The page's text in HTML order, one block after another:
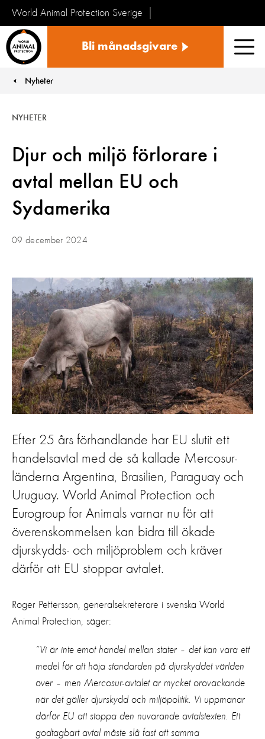
World Animal Protection Sverige
Bli månadsgivare
You are here:
Nyheter
Djur och miljö förlorare i
avtal mellan EU och
Sydamerika
NYHETER
09 december 2024
Efter 25 års förhandlande har EU slutit ett
handelsavtal med de så kallade Mercosur-
länderna Argentina, Brasilien, Paraguay och
Uruguay. World Animal Protection och
Eurogroup for Animals varnar nu för att
överenskommelsen kan bidra till ökade
djurskydds- och miljöproblem och kräver
därför att EU stoppar avtalet.
Roger Pettersson, generalsekreterare i svenska World
Animal
Protection , säger:
”Vi är inte emot handel mellan stater – det kan vara ett
medel för att höja standarden på djurskyddet världen
över – men Mercosur-avtalet är mycket oroväckande
när det gäller djurskydd och miljöpolitik. Vi uppmanar
därför EU att stoppa den nuvarande avtalstexten
Ett
godtagbart avtal måste slå fast att samma